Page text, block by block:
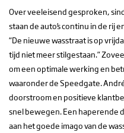
Over veeleisend gesproken,
staan de auto’s continu in de rij
“De nieuwe wasstraat is op
tijd niet meer stilgestaan.”
om een optimale werking en
waaronder de Speedgate.
doorstroom en positieve
snel bewegen. Een haperende
aan het goede imago van de